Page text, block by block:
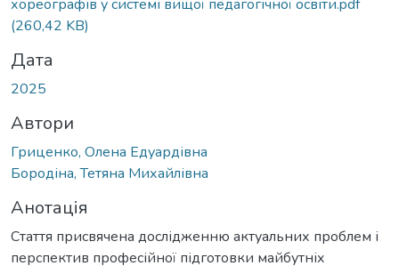
хореографів у системі вищої педагогічної освіти.pdf
(260,42 KB)
Дата
2025
Автори
Гриценко, Олена Едуардівна
Бородіна, Тетяна Михайлівна
Анотація
Стаття присвячена дослідженню актуальних проблем і
перспектив професійної підготовки майбутніх